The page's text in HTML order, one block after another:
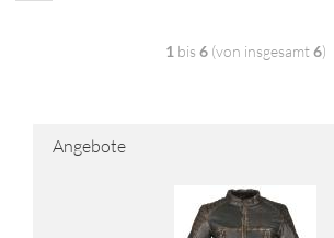
1 bis 6(von insgesamt6)
Angebote